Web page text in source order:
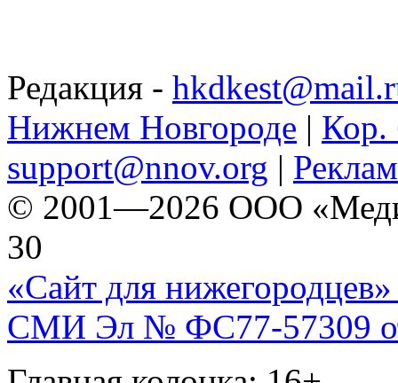
Редакция -
Нижнем Новгороде | Кор.
support@nnov.org |
© 2001—2026 ООО
30
«Сайт для нижегородцев»
СМИ Эл № ФС77-57309